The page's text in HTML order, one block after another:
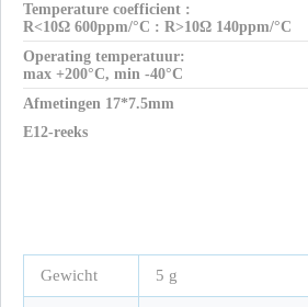
Temperature coefficient :
R<10Ω 600ppm/°C : R>10Ω 140ppm/°C
Operating temperatuur:
max +200°C, min -40°C
Afmetingen 17*7.5mm
E12-reeks
Gewicht 5 g